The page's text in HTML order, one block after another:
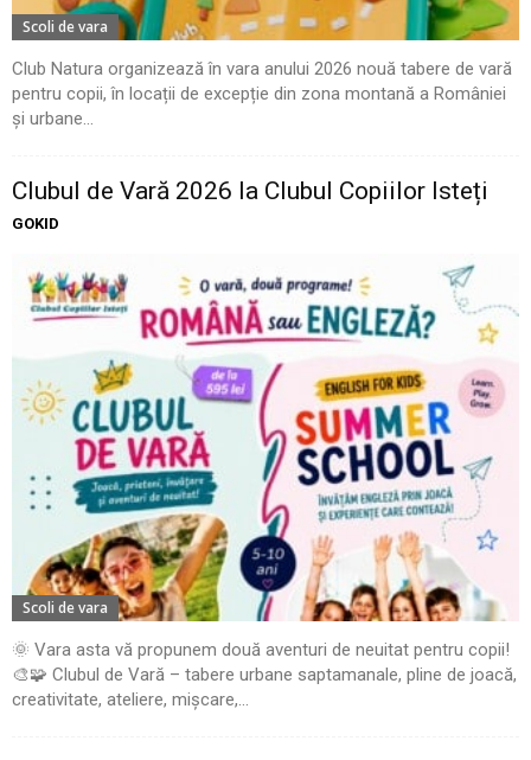
Scoli de vara
Club Natura organizează în vara anului 2026 nouă tabere de vară
pentru copii, în locații de excepție din zona montană a României
și urbane...
Clubul de Vară 2026 la Clubul Copiilor Isteți
GOKID
Scoli de vara
🌞 Vara asta vă propunem două aventuri de neuitat pentru copii!
🎨🧩 Clubul de Vară – tabere urbane saptamanale, pline de joacă,
creativitate, ateliere, mișcare,...